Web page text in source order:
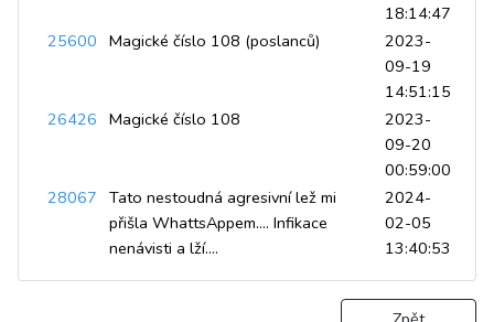
18:14:47
25600 Magické číslo 108 (poslanců)
2023-
09-19
14:51:15
26426 Magické číslo 108
2023-
09-20
00:59:00
28067 Tato nestoudná agresivní lež mi
přišla WhattsAppem.... Infikace
nenávisti a lží....
2024-
02-05
13:40:53